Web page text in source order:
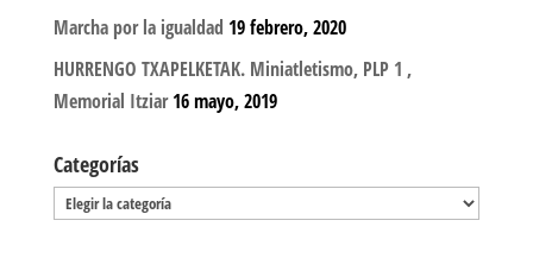
Marcha por la igualdad 19 febrero, 2020
HURRENGO TXAPELKETAK. Miniatletismo, PLP 1 ,
Memorial Itziar 16 mayo, 2019
Categorías
Categorías